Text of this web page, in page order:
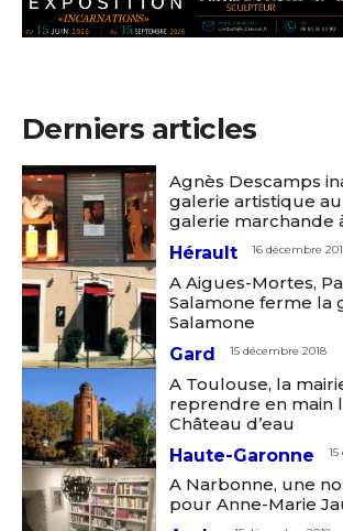
Derniers articles
Agnès Descamps
galerie artistique au
galerie marchande
Hérault
16 décembre
A Aigues-Mortes,
Salamone ferme la
Salamone
Gard
15 décembre 2018
A Toulouse, la
reprendre en main
Château d’eau
Haute-Garonne
A Narbonne, une
pour Anne-Marie